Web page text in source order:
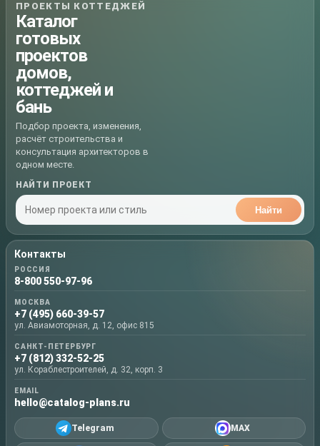
ПРОЕКТЫ КОТТЕДЖЕЙ
Каталог
готовых
проектов
домов,
коттеджей и
бань
Подбор проекта, изменения,
расчёт строительства и
консультация архитекторов в
одном месте.
НАЙТИ ПРОЕКТ
Найти
Контакты
РОССИЯ
8-800 550-97-96
МОСКВА
+7 (495) 660-39-57
ул. Авиамоторная, д. 12, офис 815
САНКТ-ПЕТЕРБУРГ
+7 (812) 332-52-25
ул. Кораблестроителей, д. 32, корп. 3
EMAIL
hello@catalog-plans.ru
Telegram MAX